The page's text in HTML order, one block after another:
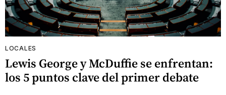
LOCALES
Lewis George y McDuffie se enfrentan:
los 5 puntos clave del primer debate